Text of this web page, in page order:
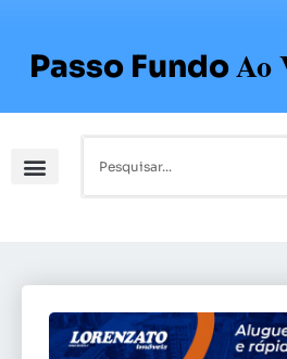
Passo FundoAo